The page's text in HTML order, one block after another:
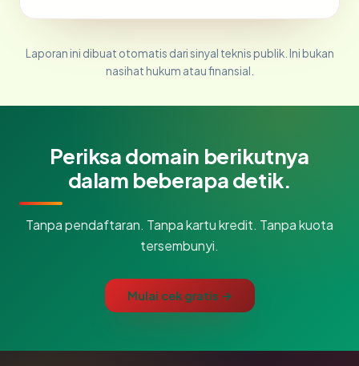
Laporan ini dibuat otomatis dari sinyal teknis publik. Ini bukan
nasihat hukum atau finansial.
Periksa domain berikutnya
dalam beberapa detik.
Tanpa pendaftaran. Tanpa kartu kredit. Tanpa kuota
tersembunyi.
Mulai cek gratis →